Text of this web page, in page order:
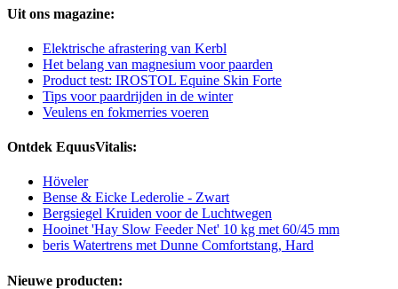
Uit ons magazine:
Elektrische afrastering van Kerbl
Het belang van magnesium voor paarden
Product test: IROSTOL Equine Skin Forte
Tips voor paardrijden in de winter
Veulens en fokmerries voeren
Ontdek EquusVitalis:
Höveler
Bense & Eicke Lederolie - Zwart
Bergsiegel Kruiden voor de Luchtwegen
Hooinet 'Hay Slow Feeder Net' 10 kg met 60/45 mm
beris Watertrens met Dunne Comfortstang, Hard
Nieuwe producten: